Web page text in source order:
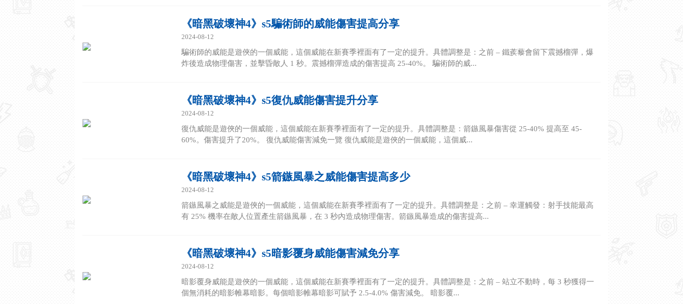
《暗黑破壞神4》s5騙術師的威能傷害提高分享
2024-08-12
騙術師的威能是遊俠的一個威能，這個威能在新賽季裡面有了一定的提升。具體調整是：之前 – 鐵蒺藜會留下震撼榴彈，爆
炸後造成物理傷害，並擊昏敵人 1 秒。震撼榴彈造成的傷害提高 25-40%。 騙術師的威...
《暗黑破壞神4》s5復仇威能傷害提升分享
2024-08-12
復仇威能是遊俠的一個威能，這個威能在新賽季裡面有了一定的提升。具體調整是：箭鏃風暴傷害從 25-40% 提高至 45-
60%。傷害提升了20%。 復仇威能傷害減免一覽 復仇威能是遊俠的一個威能，這個威...
《暗黑破壞神4》s5箭鏃風暴之威能傷害提高多少
2024-08-12
箭鏃風暴之威能是遊俠的一個威能，這個威能在新賽季裡面有了一定的提升。具體調整是：之前 – 幸運觸發：射手技能最高
有 25% 機率在敵人位置產生箭鏃風暴，在 3 秒內造成物理傷害。箭鏃風暴造成的傷害提高...
《暗黑破壞神4》s5暗影覆身威能傷害減免分享
2024-08-12
暗影覆身威能是遊俠的一個威能，這個威能在新賽季裡面有了一定的提升。具體調整是：之前 – 站立不動時，每 3 秒獲得一
個無消耗的暗影帷幕暗影。每個暗影帷幕暗影可賦予 2.5-4.0% 傷害減免。 暗影覆...